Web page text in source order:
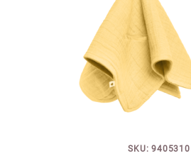
SKU: 9405310